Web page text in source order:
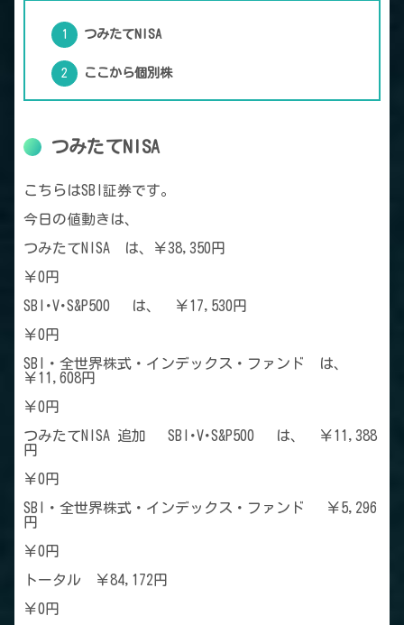
つみたてNISA
ここから個別株
つみたてNISA
こちらはSBI証券です。
今日の値動きは、
つみたてNISA は、￥38,350円
￥0円
SBI･V･S&P500 は、 ￥17,530円
￥0円
SBI・全世界株式・インデックス・ファンド は、
￥11,608円
￥0円
つみたてNISA 追加 SBI･V･S&P500 は、 ￥11,388
円
￥0円
SBI・全世界株式・インデックス・ファンド ￥5,296
円
￥0円
トータル ￥84,172円
￥0円